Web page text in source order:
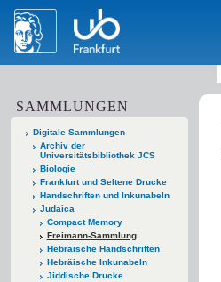
SAMMLUNGEN
Digitale Sammlungen
Archiv der
Universitätsbibliothek JCS
Biologie
Frankfurt und Seltene Drucke
Handschriften und Inkunabeln
Judaica
Compact Memory
Freimann-Sammlung
Hebräische Handschriften
Hebräische Inkunabeln
Jiddische Drucke